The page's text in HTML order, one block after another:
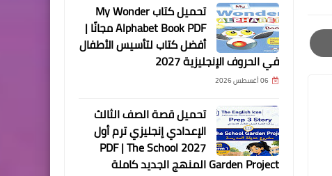
تحميل كتاب My Wonder
Alphabet Book PDF مجانًا |
أفضل كتاب لتأسيس الأطفال
في الحروف الإنجليزية 2027
06 أغسطس 2026
تحميل قصة الصف الثالث
الإعدادي إنجليزي ترم أول
2027 PDF | The School
Garden Project المنهج الجديد كاملة